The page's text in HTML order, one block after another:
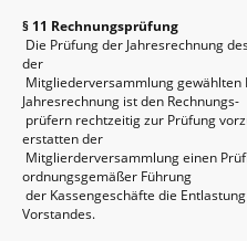
§ 11 Rechnungsprüfung
Die Prüfung der Jahresrechnung
der
Mitgliederversammlung gewählten
Jahresrechnung ist den Rechnungs-
prüfern rechtzeitig zur Prüfung
erstatten der
Mitglierderversammlung einen
ordnungsgemäßer Führung
der Kassengeschäfte die
Vorstandes.